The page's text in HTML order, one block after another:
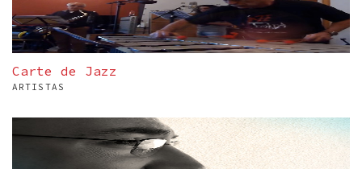
Carte de Jazz
ARTISTAS